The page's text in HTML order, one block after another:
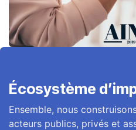
Écosystème
Ensemble, nous
acteurs publics, privés et